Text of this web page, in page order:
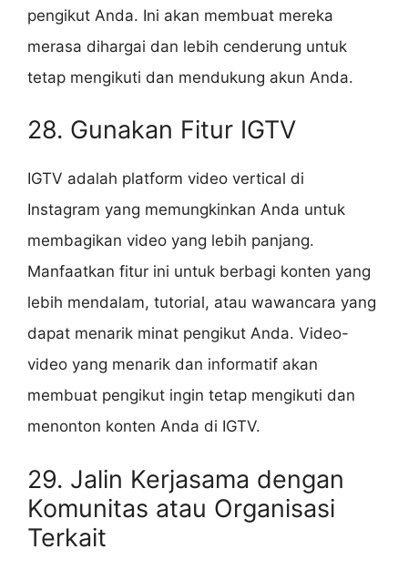
pengikut Anda. Ini akan membuat mereka
merasa dihargai dan lebih cenderung untuk
tetap mengikuti dan mendukung akun Anda.
28. Gunakan Fitur IGTV
IGTV adalah platform video vertical di
Instagram yang memungkinkan Anda untuk
membagikan video yang lebih panjang.
Manfaatkan fitur ini untuk berbagi konten yang
lebih mendalam, tutorial, atau wawancara yang
dapat menarik minat pengikut Anda. Video-
video yang menarik dan informatif akan
membuat pengikut ingin tetap mengikuti dan
menonton konten Anda di IGTV.
29. Jalin Kerjasama dengan
Komunitas atau Organisasi
Terkait